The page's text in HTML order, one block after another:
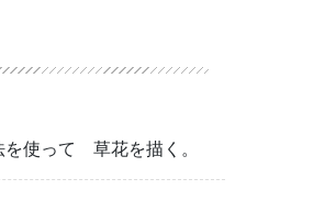
使って 草花を描く。